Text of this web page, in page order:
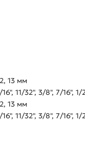
13 мм
11/32", 3/8", 7/16", 1/
13 мм
11/32", 3/8", 7/16", 1/